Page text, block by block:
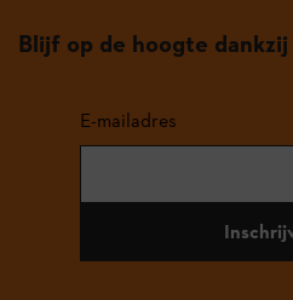
Blijf op de hoogte
E-mailadres